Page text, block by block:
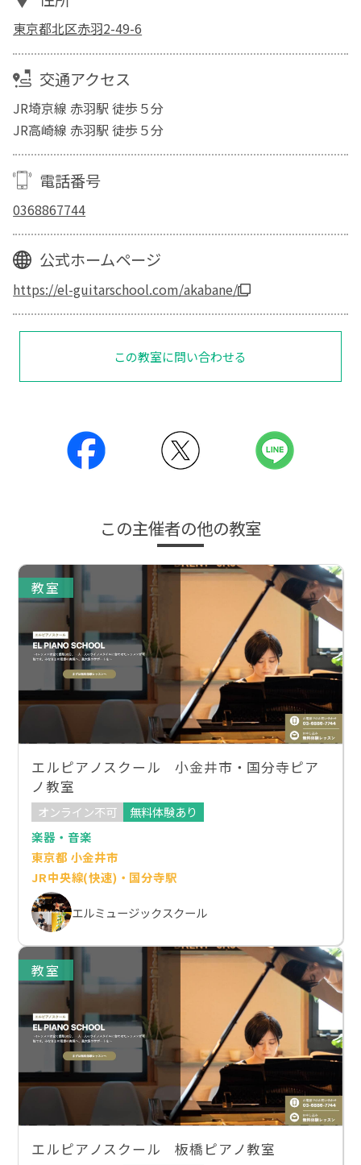
東京都北区赤羽2-49-6
交通アクセス
JR埼京線 赤羽駅 徒歩５分
JR高崎線 赤羽駅 徒歩５分
電話番号
0368867744
公式ホームページ
https://el-guitarschool.com/akabane/
この教室に問い合わせる
この主催者の他の教室
教室
エルピアノスクール 小金井市・国分寺ピア
ノ教室
オンライン不可
無料体験あり
楽器・音楽
東京都 小金井市
JR中央線(快速)・国分寺駅
エルミュージックスクール
教室
エルピアノスクール 板橋ピアノ教室